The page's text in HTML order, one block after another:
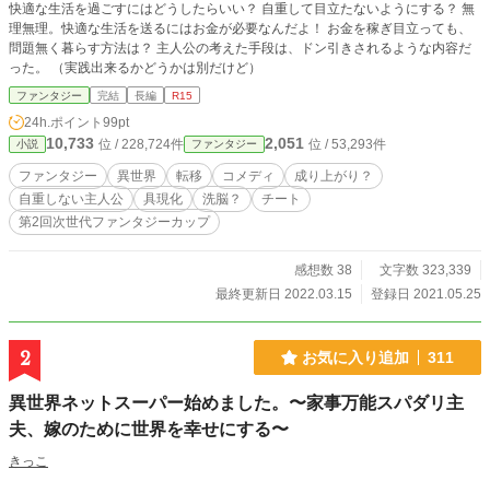
快適な生活を過ごすにはどうしたらいい？ 自重して目立たないようにする？ 無
理無理。快適な生活を送るにはお金が必要なんだよ！ お金を稼ぎ目立っても、
問題無く暮らす方法は？ 主人公の考えた手段は、ドン引きされるような内容だ
った。 （実践出来るかどうかは別だけど）
ファンタジー 完結 長編 R15
24h.ポイント 99pt
小説 10,733 位 / 228,724件 ファンタジー 2,051 位 / 53,293件
ファンタジー 異世界 転移 コメディ
成り上がり？
自重しない主人公
具現化 洗脳？
チート
第2回次世代ファンタジーカップ
感想数 38
文字数 323,339
最終更新日 2022.03.15
登録日 2021.05.25
2 お気に入り追加 311
異世界ネットスーパー始めました。〜家事万能スパダリ主
夫、嫁のために世界を幸せにする〜
きっこ